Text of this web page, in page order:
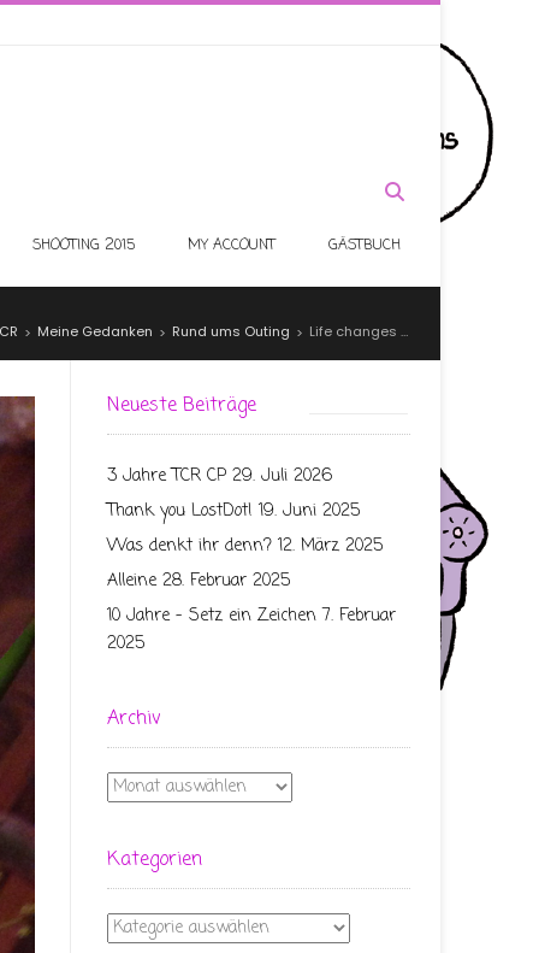
SHOOTING 2015 MY ACCOUNT GÄSTBUCH
> Meine Gedanken > Rund ums Outing > Life changes …
Neueste Beiträge
3 Jahre TCR CP 29. Juli 2026
Thank you LostDot! 19. Juni 2025
Was denkt ihr denn? 12. März 2025
Alleine 28. Februar 2025
10 Jahre – Setz ein Zeichen 7. Februar
2025
Archiv
Archiv
Kategorien
Kategorien